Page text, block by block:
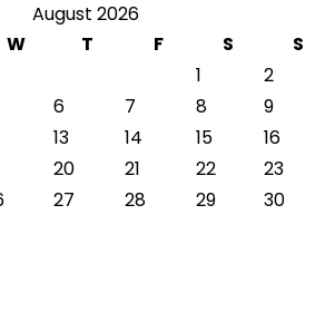
August 2026
W T F S
S
1
2
6 7 8
9
13 14 15
16
20 21 22
23
27 28 29
30